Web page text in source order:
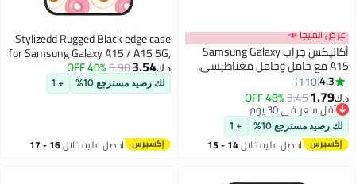
عرض الميجا 📣
أكاليكس جراب Samsung Galaxy
A15 مع حامل وحامل مغناطيسي،
حزام عمودي ممتاز وقبضة مع
حامل سيليكون، أوضاع عرض
متعددة لهاتف Samsung Galaxy
A15 (رمادي)
4.3
110
د.ك‏1.79
3.45
48% OFF
أقل سعر في 30 يوم
أقل سعر في 30 يوم
لك رصيد مسترجع 10% + 1
احصل عليه خلال 14 - 15
Stylizedd Rugged Black edge case
for Samsung Galaxy A15 / A15 5G,
Slim fit Soft Case Flexible Rubber
Edges Anti Drop TPU Gel Thin
Cover- Donut Drops
د.ك‏3.54
5.90
40% OFF
لك رصيد مسترجع 10% + 1
احصل عليه خلال 16 - 17